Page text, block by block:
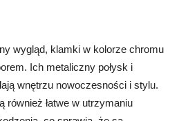
wygląd, klamki w kolorze chromu
Ich metaliczny połysk i
wnętrzu nowoczesności i stylu.
również łatwe w utrzymaniu